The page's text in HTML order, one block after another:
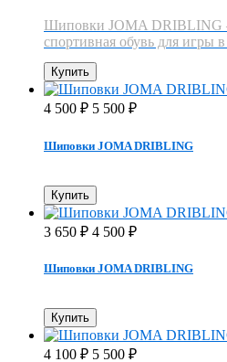
Шиповки JOMA DRIBLING
спортивная обувь для игры
Купить
4 500 ₽ 5 500 ₽
Шиповки JOMA DRIBLING
Купить
3 650 ₽ 4 500 ₽
Шиповки JOMA DRIBLING
Купить
4 100 ₽ 5 500 ₽